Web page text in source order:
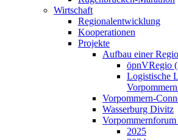
Wirtschaft
Regionalentwicklung
Kooperationen
Projekte
Aufbau einer
öpnVRegio
Logistische
Vorpommern-
Wasserburg Divitz
2025